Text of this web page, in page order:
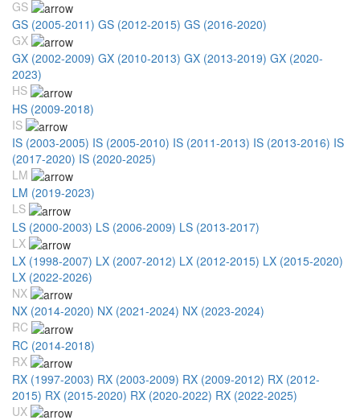
GS
GS (2005-2011) GS (2012-2015) GS (2016-2020)
GX
GX (2002-2009) GX (2010-2013) GX (2013-2019) GX (2020-
2023)
HS
HS (2009-2018)
IS
IS (2003-2005) IS (2005-2010) IS (2011-2013) IS (2013-2016) IS
(2017-2020) IS (2020-2025)
LM
LM (2019-2023)
LS
LS (2000-2003) LS (2006-2009) LS (2013-2017)
LX
LX (1998-2007) LX (2007-2012) LX (2012-2015) LX (2015-2020)
LX (2022-2026)
NX
NX (2014-2020) NX (2021-2024) NX (2023-2024)
RC
RC (2014-2018)
RX
RX (1997-2003) RX (2003-2009) RX (2009-2012) RX (2012-
2015) RX (2015-2020) RX (2020-2022) RX (2022-2025)
UX